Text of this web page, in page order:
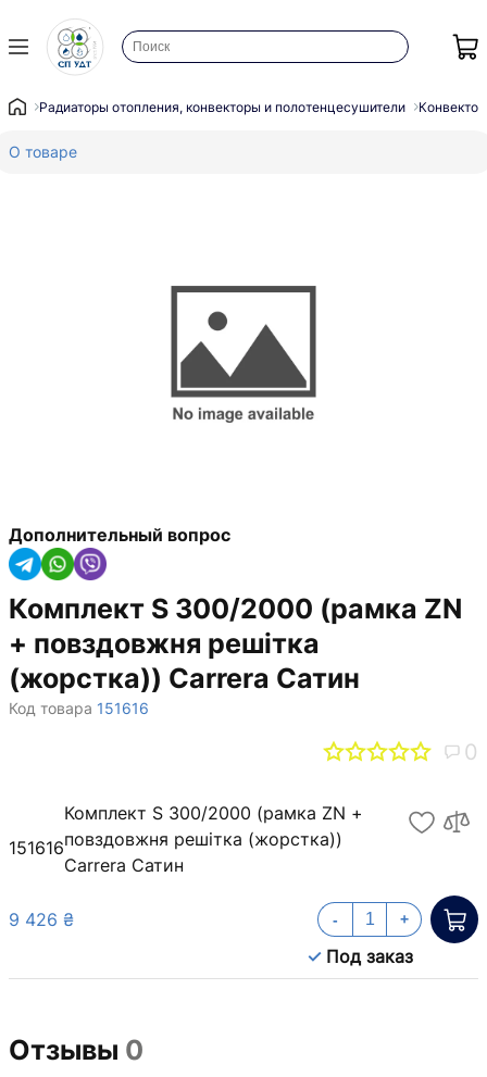
Радиаторы отопления, конвекторы и полотенцесушители
О товаре
Дополнительный вопрос
Комплект S 300/2000 (рамка ZN
+ повздовжня решітка
(жорстка)) Carrera Сатин
Код товара 151616
0
151616
Комплект S 300/2000 (рамка ZN +
повздовжня решітка (жорстка))
Carrera Сатин
9 426 ₴
Под заказ
- +
Отзывы 0